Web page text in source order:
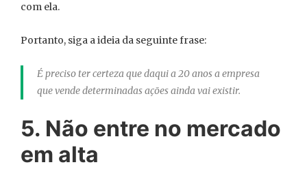
com ela.
Portanto, siga a ideia da seguinte frase:
É preciso ter certeza que daqui a 20 anos a empresa
que vende determinadas ações ainda vai existir.
5. Não entre no mercado
em alta